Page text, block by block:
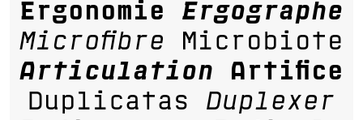
Ergonomie Ergographe
Microfibre
Microbiote
Articulation Artifice
Duplicatas Duplexer